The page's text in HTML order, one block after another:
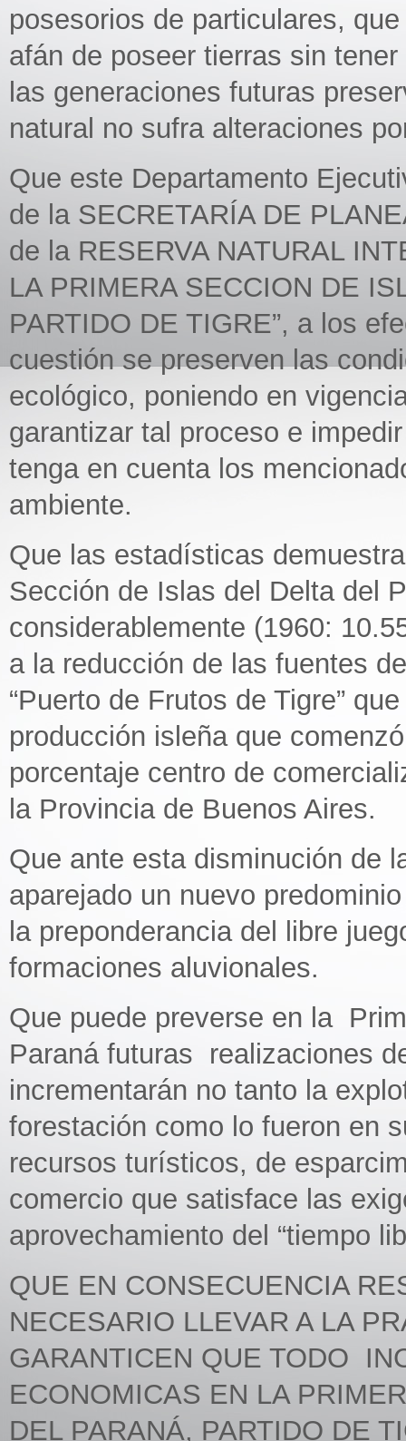
posesorios de particulares,
afán de poseer tierras sin
las generaciones futuras
natural no sufra alteraciones
Que este Departamento
de la SECRETARÍA DE
de la RESERVA NATURAL
LA PRIMERA SECCION DE
PARTIDO DE TIGRE”, a los
cuestión se preserven las
ecológico, poniendo en
garantizar tal proceso e
tenga en cuenta los
ambiente.
Que las estadísticas
Sección de Islas del Delta del
considerablemente (1960:
a la reducción de las fuentes
“Puerto de Frutos de Tigre”
producción isleña que
porcentaje centro de
la Provincia de Buenos Aires.
Que ante esta disminución de
aparejado un nuevo
la preponderancia del libre
formaciones aluvionales.
Que puede preverse en la
Paraná futuras realizaciones
incrementarán no tanto la
forestación como lo fueron en
recursos turísticos, de
comercio que satisface las
aprovechamiento del “tiempo
QUE EN CONSECUENCIA
NECESARIO LLEVAR A LA
GARANTICEN QUE TODO
ECONOMICAS EN LA
DEL PARANÁ, PARTIDO DE